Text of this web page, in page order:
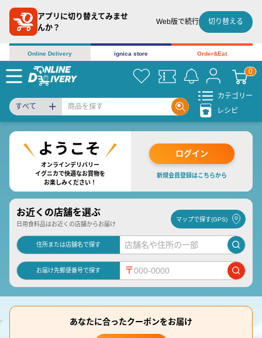
アプリに切り替えてみませ
んか？
Web版で続行 切り替える
Online Delivery ignica store Order&Eat
すべて
カテゴリー
レシピ
オンラインデリバリー
イグニカで快適なお買物を
お楽しみください！
ログイン
新規会員登録はこちらから
お近くの店舗を選ぶ
日用食料品はお近くの店舗からお届け
マップで探す(GPS)
住所または店舗名で探す
お届け先郵便番号で探す 〒
あなたに合ったクーポンをお届け